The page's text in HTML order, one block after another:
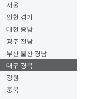
서울
인천 경기
대전 충남
광주 전남
부산 울산 경남
대구 경북
강원
충북